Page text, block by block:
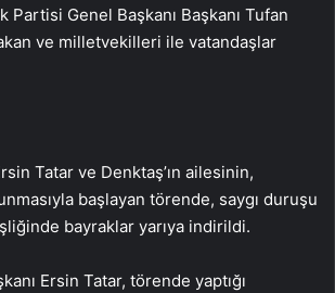
Partisi Genel Başkanı Başkanı Tufan
ve milletvekilleri ile vatandaşlar
Tatar ve Denktaş’ın ailesinin,
başlayan törende, saygı duruşu
bayraklar yarıya indirildi.
Ersin Tatar, törende yaptığı